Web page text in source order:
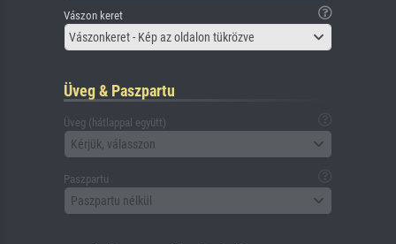
Vászon keret
Vászonkeret - Kép az oldalon tükrözve
Üveg & Paszpartu
Üveg (hátlappal együtt)
Kérjük, válasszon
Paszpartu
Paszpartu nélkül